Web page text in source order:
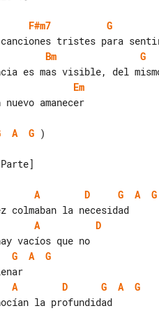
F#m7 G
Bm
G
Em
nuevo amanecer
A G )
Parte]
A D G A
G
A
D
G
A
G
A D G A
G